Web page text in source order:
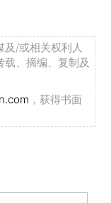
及/或相关权利人
、摘编、复制及
，获得书面